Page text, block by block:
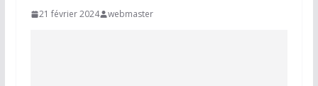
21 février 2024 webmaster